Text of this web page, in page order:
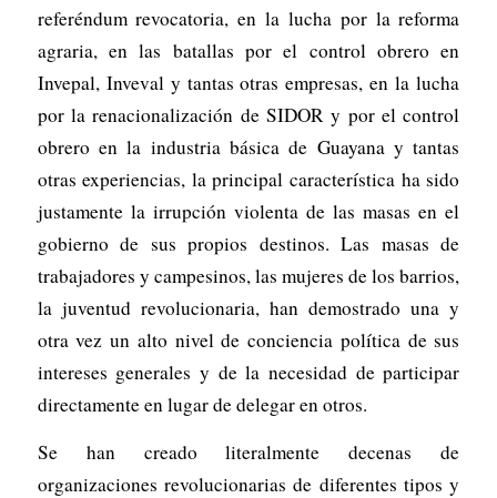
referéndum revocatoria, en la lucha por la reforma
agraria, en las batallas por el control obrero en
Invepal, Inveval y tantas otras empresas, en la lucha
por la renacionalización de SIDOR y por el control
obrero en la industria básica de Guayana y tantas
otras experiencias, la principal característica ha sido
justamente la irrupción violenta de las masas en el
gobierno de sus propios destinos. Las masas de
trabajadores y campesinos, las mujeres de los barrios,
la juventud revolucionaria, han demostrado una y
otra vez un alto nivel de conciencia política de sus
intereses generales y de la necesidad de participar
directamente en lugar de delegar en otros.
Se han creado literalmente decenas de
organizaciones revolucionarias de diferentes tipos y